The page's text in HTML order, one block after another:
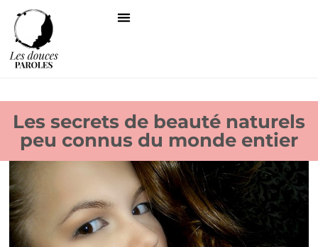
Les secrets de beauté naturels
peu connus du monde entier